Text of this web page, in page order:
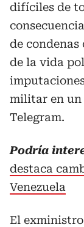
difíciles de
de condenas
de la vida
militar en un
Telegram.
Podría
destaca
Venezuela
El